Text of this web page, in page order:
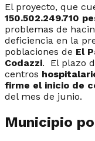
El proyecto, que
150.502.249.710
problemas de
deficiencia en la
poblaciones de El
Codazzi. El plazo
centros
firme el inicio de
del mes de junio.
Municipio